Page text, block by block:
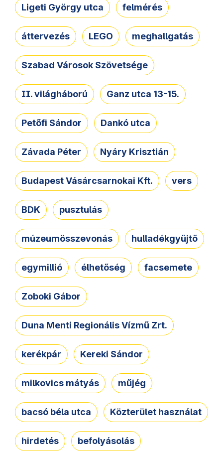
Ligeti György utca felmérés
áttervezés LEGO meghallgatás
Szabad Városok Szövetsége
II. világháború Ganz utca 13-15.
Petőfi Sándor Dankó utca
Závada Péter Nyáry Krisztián
Budapest Vásárcsarnokai Kft. vers
BDK pusztulás
múzeumösszevonás hulladékgyűjtő
egymillió élhetőség facsemete
Zoboki Gábor
Duna Menti Regionális Vízmű Zrt.
kerékpár Kereki Sándor
milkovics mátyás műjég
bacsó béla utca Közterület használat
hirdetés befolyásolás